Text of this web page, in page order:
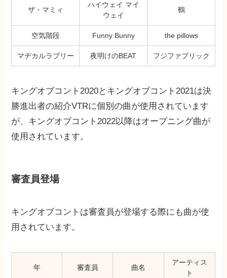
ザ・マミィ
ハイウェイ マイ
ウェイ
鶴
空気階段 Funny Bunny the pillows
マヂカルラブリー 夜明けのBEAT フジファブリック
キングオブコント2020とキングオブコント2021は決
勝進出者の紹介VTRに個別の曲が使用されています
が、キングオブコント2022以降はオープニング曲が
使用されています。
審査員登場
キングオブコントは審査員が登場する際にも曲が使
用されています。
年 審査員 曲名
アーティス
ト